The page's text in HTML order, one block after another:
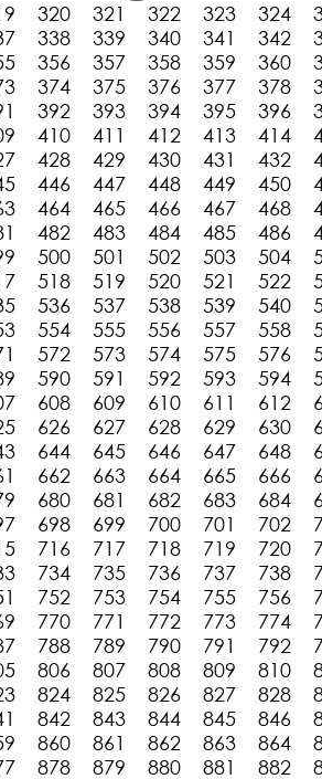
320 321 322 323 324
338 339 340 341 342
356 357 358 359 360
374 375 376 377 378
392 393 394 395 396
410 411 412 413 414
428 429 430 431 432
446 447 448 449 450
464 465 466 467 468
482 483 484 485 486
500 501 502 503 504
518 519 520 521 522
536 537 538 539 540
554 555 556 557 558
572 573 574 575 576
590 591 592 593 594
608 609 610 611 612
626 627 628 629 630
644 645 646 647 648
662 663 664 665 666
680 681 682 683 684
698 699 700 701 702
716 717 718 719 720
734 735 736 737 738
752 753 754 755 756
770 771 772 773 774
788 789 790 791 792
806 807 808 809 810
824 825 826 827 828
842 843 844 845 846
860 861 862 863 864
878 879 880 881 882